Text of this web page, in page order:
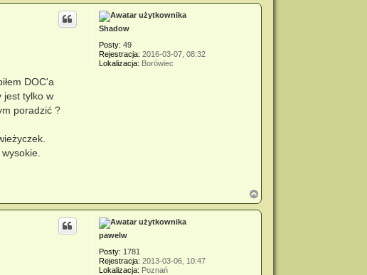
Shadow
Posty: 49
Rejestracja: 2016-03-07, 08:32
Lokalizacja: Borówiec
DOC'a
jest tylko w
poradzić ?
a
g
pawelw
Posty: 1781
Rejestracja: 2013-03-06, 10:47
Lokalizacja: Poznań